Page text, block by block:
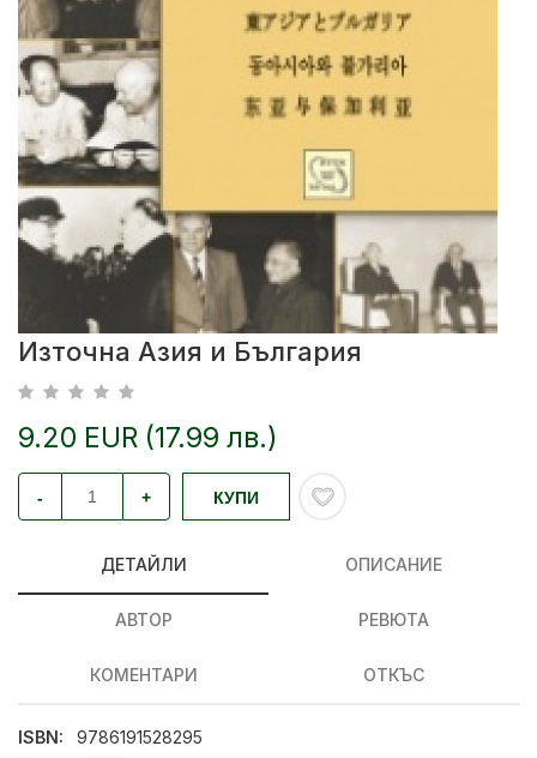
Източна Азия и България
9.20 EUR (17.99 лв.)
- + КУПИ
ДЕТАЙЛИ ОПИСАНИЕ
АВТОР РЕВЮТА
КОМЕНТАРИ ОТКЪС
ISBN:
9786191528295